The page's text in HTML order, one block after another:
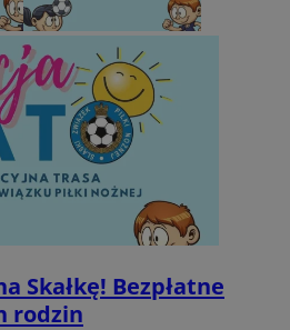
Skałkę! Bezpłatne
rodzin